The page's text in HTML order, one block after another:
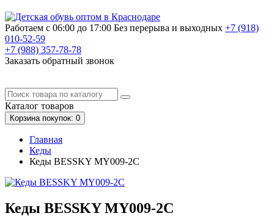
Работаем с 06:00 до 17:00 Без перерыва и выходных +7 (918)
010-52-59
+7 (988) 357-78-78
Заказать обратный звонок
Каталог товаров
Корзинапокупок: 0
Главная
Кеды
Кеды BESSKY MY009-2C
Кеды BESSKY MY009-2C